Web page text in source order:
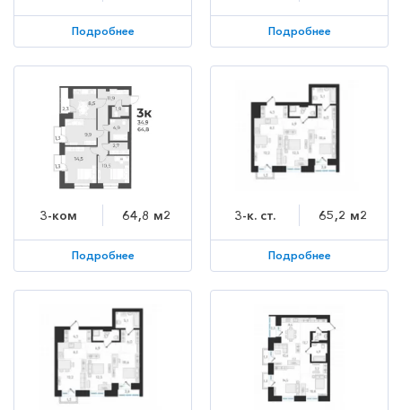
Подробнее Подробнее
3-ком 64,8 м2
Подробнее
3-к. ст. 65,2 м2
Подробнее